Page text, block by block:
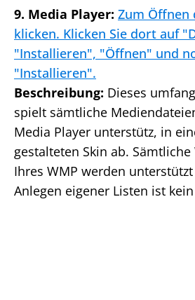
9. Media Player: Zum Öffnen
klicken. Klicken Sie dort auf
"Installieren", "Öffnen" und
"Installieren".
Beschreibung: Dieses
spielt sämtliche
Media Player unterstütz, in
gestalteten Skin ab.
Ihres WMP werden
Anlegen eigener Listen ist